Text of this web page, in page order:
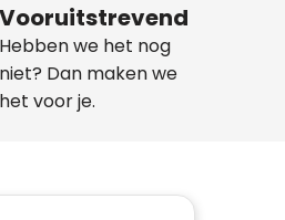
Vooruitstrevend
Hebben we het nog
niet? Dan maken we
het voor je.